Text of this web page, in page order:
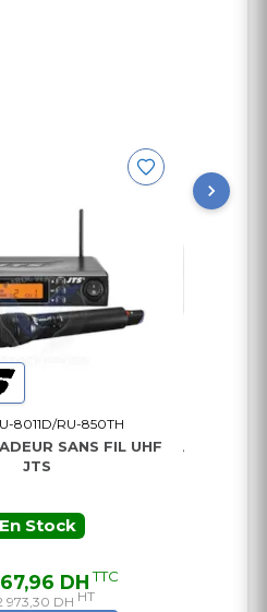
RU-850TH
SANS FIL UHF
JTS
Stock
DHTTC
DHHT